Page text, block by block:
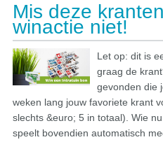
Mis deze
winactie niet!
Let op: dit is
graag de
gevonden die
weken lang jouw favoriete krant
slechts &euro; 5 in totaal). Wie
speelt bovendien automatisch